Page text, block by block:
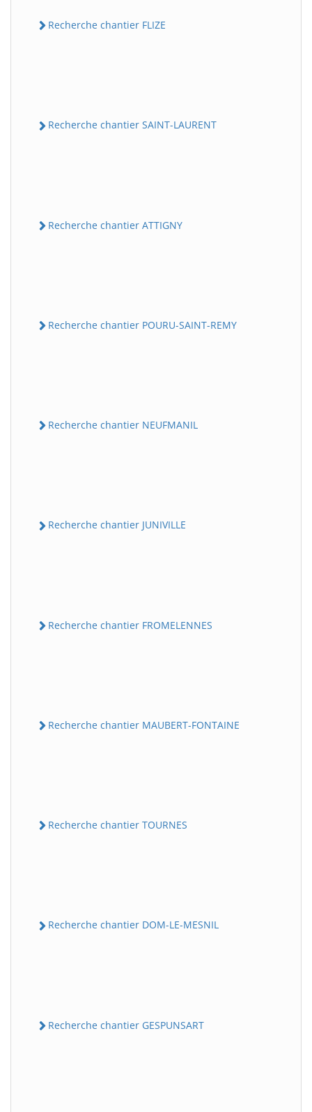
Recherche chantier FLIZE
Recherche chantier SAINT-LAURENT
Recherche chantier ATTIGNY
Recherche chantier POURU-SAINT-REMY
Recherche chantier NEUFMANIL
Recherche chantier JUNIVILLE
Recherche chantier FROMELENNES
Recherche chantier MAUBERT-FONTAINE
Recherche chantier TOURNES
Recherche chantier DOM-LE-MESNIL
Recherche chantier GESPUNSART